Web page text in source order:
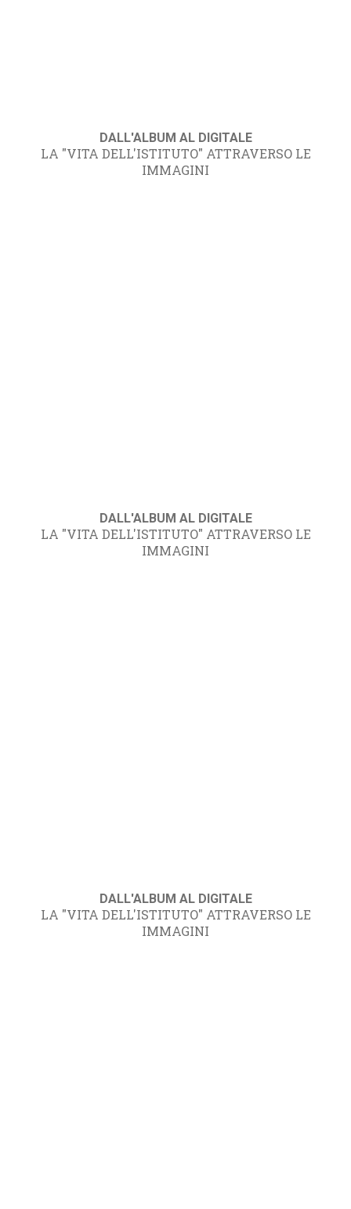
DALL'ALBUM AL DIGITALE
LA "VITA DELL'ISTITUTO" ATTRAVERSO LE
IMMAGINI
DALL'ALBUM AL DIGITALE
LA "VITA DELL'ISTITUTO" ATTRAVERSO LE
IMMAGINI
DALL'ALBUM AL DIGITALE
LA "VITA DELL'ISTITUTO" ATTRAVERSO LE
IMMAGINI